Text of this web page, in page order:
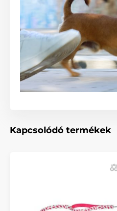
változhatnak. A képek csak
A termék a következő
Kutyasétáltatás
Hagyományos
Kapcsolódó termékek